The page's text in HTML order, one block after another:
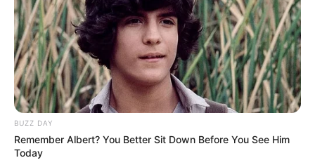
BUZZ DAY
Remember Albert? You Better Sit Down Before You See Him
Today